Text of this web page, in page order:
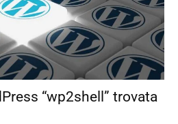
“wp2shell” trovata